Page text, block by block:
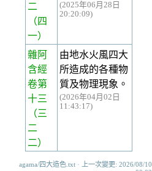
二
（四
一）
(2025年06月28日
20:20:09)
雜阿
含經
卷第
十三
（三
二
二）
由地水火風四大
所造成的各種物
質及物理現象。
(2026年04月02日
11:43:17)
agama/四大造色.txt · 上一次變更: 2026/08/10